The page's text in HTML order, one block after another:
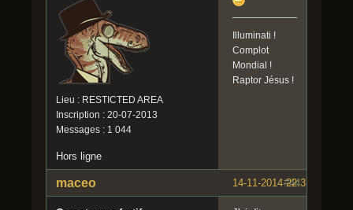
Lieu : RESTICTED AREA
Inscription : 20-07-2013
Messages : 1 044
Illuminati !
Complot
Mondial !
Raptor Jésus !
Hors ligne
#44
14-11-2014 22:37:56
maceo